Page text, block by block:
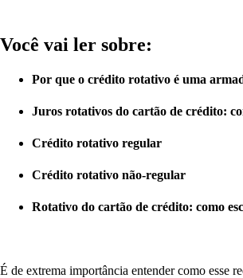
Você vai ler sobre:
Por que o crédito rotativo é uma
Juros rotativos do cartão de crédito:
Crédito rotativo regular
Crédito rotativo não-regular
Rotativo do cartão de crédito: como
É de extrema importância entender como esse